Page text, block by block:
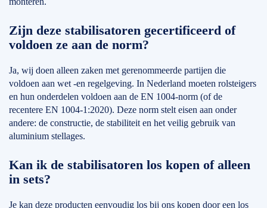
Zijn deze stabilisatoren gecertificeerd of
voldoen ze aan de norm?
Ja, wij doen alleen zaken met gerenommeerde partijen die
voldoen aan wet -en regelgeving. In Nederland moeten rolsteigers
en hun onderdelen voldoen aan de EN 1004-norm (of de
recentere EN 1004-1:2020). Deze norm stelt eisen aan onder
andere: de constructie, de stabiliteit en het veilig gebruik van
aluminium stellages.
Kan ik de stabilisatoren los kopen of alleen
in sets?
Je kan deze producten eenvoudig los bij ons kopen door een los